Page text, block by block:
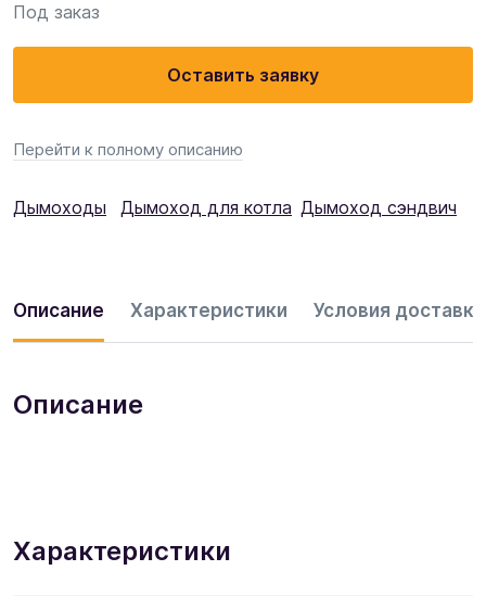
Под заказ
Оставить заявку
Перейти к полному описанию
Дымоходы Дымоход для котла Дымоход сэндвич
Описание Характеристики Условия доставки
Описание
Характеристики